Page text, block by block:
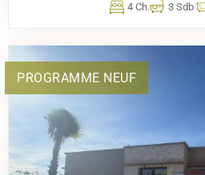
4 Ch. 3 Sdb
PROGRAMME NEUF